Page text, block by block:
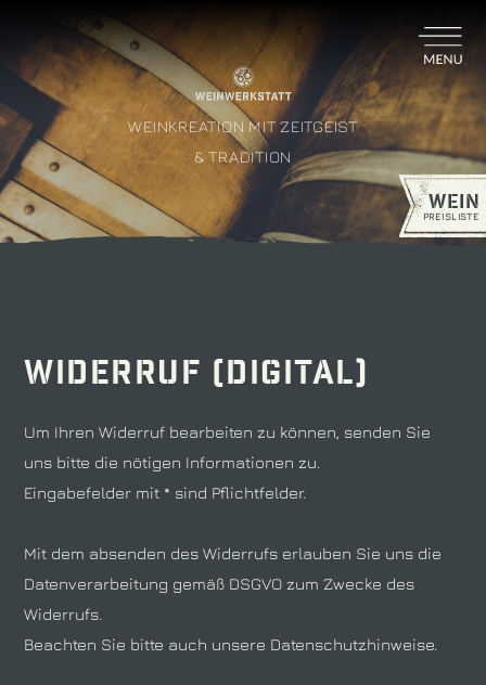
NAVIGATION
ÜBERSPRINGEN
WEIN
PREISLISTE
WEINKREATION MIT ZEITGEIST
& TRADITION
Widerruf (digital)
Um Ihren Widerruf bearbeiten zu können, senden Sie
uns bitte die nötigen Informationen zu.
Eingabefelder mit * sind Pflichtfelder.
Mit dem absenden des Widerrufs erlauben Sie uns die
Datenverarbeitung gemäß DSGVO zum Zwecke des
Widerrufs.
Beachten Sie bitte auch unsere Datenschutzhinweise